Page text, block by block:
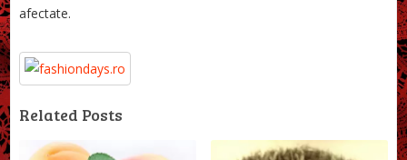
afectate.
Related Posts